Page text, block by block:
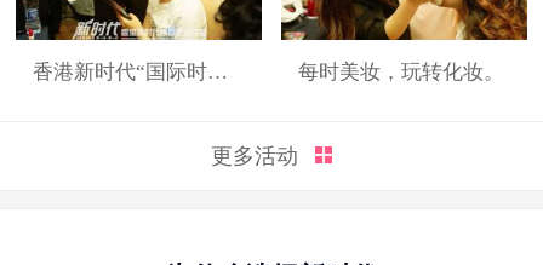
香港新时代“国际时装周”展演造型 每时美妆，玩转化妆。
更多活动